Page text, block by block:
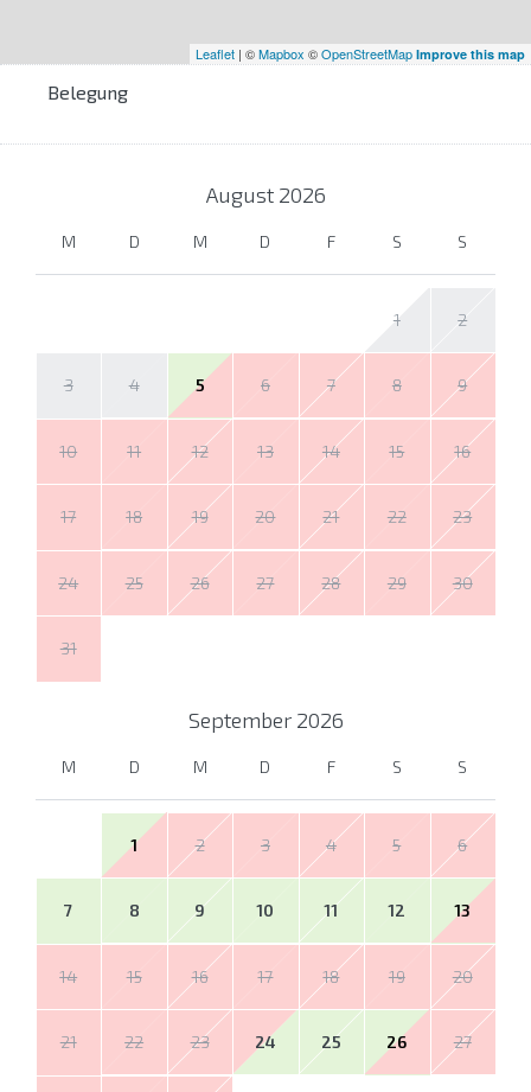
Leaflet | ©Mapbox ©OpenStreetMap Improve this map
Belegung
August 2026
M D M D F S S
1 2
3 4 5 6 7 8 9
10 11 12 13 14 15 16
17 18 19 20 21 22 23
24 25 26 27 28 29 30
31
September 2026
M D M D F S S
1 2 3 4 5 6
7 8 9 10 11 12 13
14 15 16 17 18 19 20
21 22 23 24 25 26 27